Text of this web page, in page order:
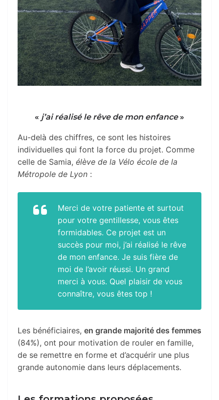
« j’ai réalisé le rêve de mon enfance»
Au-delà des chiffres, ce sont les histoires
individuelles qui font la force du projet. Comme
celle de Samia, élève de la Vélo école de la
Métropole de Lyon :
Merci de votre patiente et surtout
pour votre gentillesse, vous êtes
formidables. Ce projet est un
succès pour moi, j’ai réalisé le rêve
de mon enfance. Je suis fière de
moi de l’avoir réussi. Un grand
merci à vous. Quel plaisir de vous
connaître, vous êtes top !
Les bénéficiaires, en grande majorité des femmes
(84%), ont pour motivation de rouler en famille,
de se remettre en forme et d’acquérir une plus
grande autonomie dans leurs déplacements.